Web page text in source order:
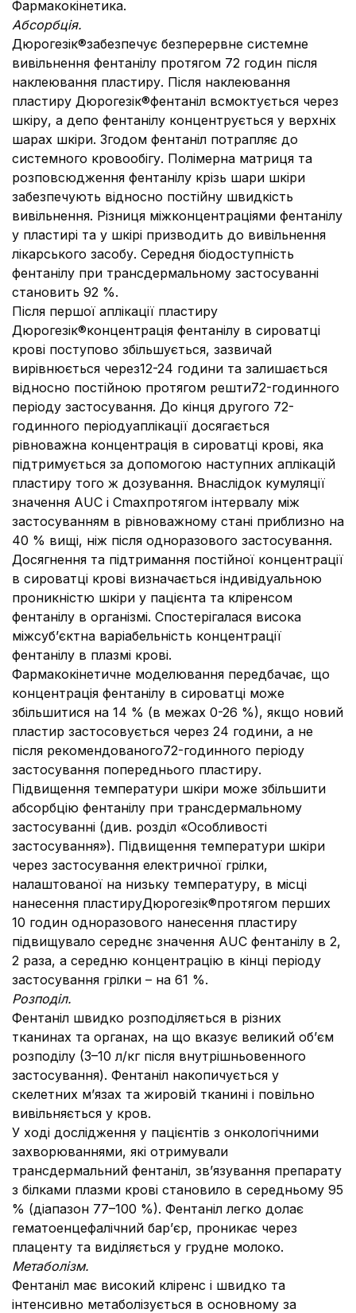
Фармакокінетика.
Абсорбція.
Дюрогезік®забезпечує безперервне системне
вивільнення фентанілу протягом 72 годин після
наклеювання пластиру. Після наклеювання
пластиру Дюрогезік®фентаніл всмоктується через
шкіру, а депо фентанілу концентрується у верхніх
шарах шкіри. Згодом фентаніл потрапляє до
системного кровообігу. Полімерна матриця та
розповсюдження фентанілу крізь шари шкіри
забезпечують відносно постійну швидкість
вивільнення. Різниця міжконцентраціями фентанілу
у пластирі та у шкірі призводить до вивільнення
лікарського засобу. Середня біодоступність
фентанілу при трансдермальному застосуванні
становить 92 %.
Після першої аплікації пластиру
Дюрогезік®концентрація фентанілу в сироватці
крові поступово збільшується, зазвичай
вирівнюється через12-24 години та залишається
відносно постійною протягом решти72-годинного
періоду застосування. До кінця другого 72-
годинного періодуаплікації досягається
рівноважна концентрація в сироватці крові, яка
підтримується за допомогою наступних аплікацій
пластиру того ж дозування. Внаслідок кумуляції
значення AUC і Cmaxпротягом інтервалу між
застосуванням в рівноважному стані приблизно на
40 % вищі, ніж після одноразового застосування.
Досягнення та підтримання постійної концентрації
в сироватці крові визначається індивідуальною
проникністю шкіри у пацієнта та кліренсом
фентанілу в організмі. Спостерігалася висока
міжсуб’єктна варіабельність концентрації
фентанілу в плазмі крові.
Фармакокінетичне моделювання передбачає, що
концентрація фентанілу в сироватці може
збільшитися на 14 % (в межах 0-26 %), якщо новий
пластир застосовується через 24 години, а не
після рекомендованого72-годинного періоду
застосування попереднього пластиру.
Підвищення температури шкіри може збільшити
абсорбцію фентанілу при трансдермальному
застосуванні (див. розділ «Особливості
застосування»). Підвищення температури шкіри
через застосування електричної грілки,
налаштованої на низьку температуру, в місці
нанесення пластируДюрогезік®протягом перших
10 годин одноразового нанесення пластиру
підвищувало середнє значення AUC фентанілу в 2,
2 раза, а середню концентрацію в кінці періоду
застосування грілки – на 61 %.
Розподіл.
Фентаніл швидко розподіляється в різних
тканинах та органах, на що вказує великий об’єм
розподілу (3–10 л/кг після внутрішньовенного
застосування). Фентаніл накопичується у
скелетних м’язах та жировій тканині і повільно
вивільняється у кров.
У ході дослідження у пацієнтів з онкологічними
захворюваннями, які отримували
трансдермальний фентаніл, зв’язування препарату
з білками плазми крові становило в середньому 95
% (діапазон 77–100 %). Фентаніл легко долає
гематоенцефалічний бар’єр, проникає через
плаценту та виділяється у грудне молоко.
Метаболізм.
Фентаніл має високий кліренс і швидко та
інтенсивно метаболізується в основному за